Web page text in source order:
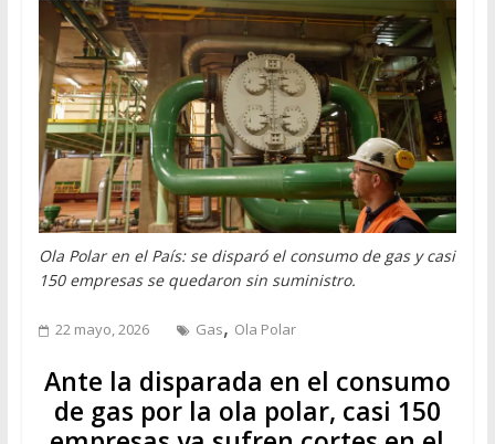
Ola Polar en el País: se disparó el consumo de gas y casi
150 empresas se quedaron sin suministro.
22 mayo, 2026 Gas, Ola Polar
Ante la disparada en el consumo
de gas por la ola polar, casi 150